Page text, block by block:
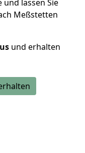
lassen Sie
Meßstetten
und erhalten